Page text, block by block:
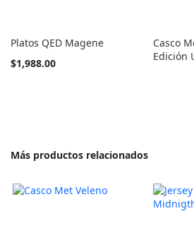
Platos QED Magene
Tan
$1,988.00
Casco
Edición
Más productos relacionados